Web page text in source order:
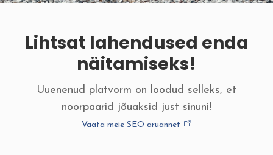
Lihtsat lahendused enda
näitamiseks!
Uuenenud platvorm on loodud selleks, et
noorpaarid jõuaksid just sinuni!
Vaata meie SEO aruannet